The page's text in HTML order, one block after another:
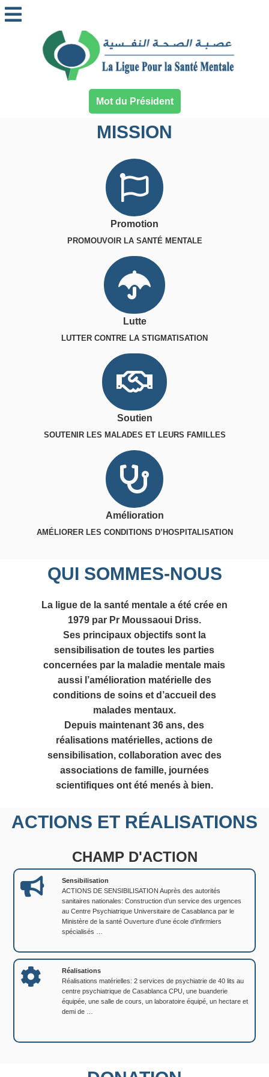
Mot du Président
MISSION
Promotion
PROMOUVOIR LA SANTÉ MENTALE
Lutte
LUTTER CONTRE LA STIGMATISATION
Soutien
SOUTENIR LES MALADES ET LEURS FAMILLES
Amélioration
AMÉLIORER LES CONDITIONS D’HOSPITALISATION
QUI SOMMES-NOUS
La ligue de la santé mentale a été crée en
1979 par Pr Moussaoui Driss.
Ses principaux objectifs sont la
sensibilisation de toutes les parties
concernées par la maladie mentale mais
aussi l’amélioration matérielle des
conditions de soins et d’accueil des
malades mentaux.
Depuis maintenant 36 ans, des
réalisations matérielles, actions de
sensibilisation, collaboration avec des
associations de famille, journées
scientifiques ont été menés à bien.
ACTIONS ET RÉALISATIONS
CHAMP D'ACTION
Sensibilisation
ACTIONS DE SENSIBILISATION Auprès des autorités
sanitaires nationales: Construction d’un service des urgences
au Centre Psychiatrique Universitaire de Casablanca par le
Ministère de la santé Ouverture d’une école d’infirmiers
spécialisés …
Réalisations
Réalisations matérielles: 2 services de psychiatrie de 40 lits au
centre psychiatrique de Casablanca CPU, une buanderie
équipée, une salle de cours, un laboratoire équipé, un hectare et
demi de …